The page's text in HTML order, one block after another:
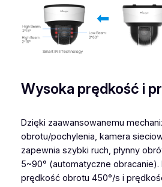
Wysoka prędkość i
Dzięki zaawansowanemu
obrotu/pochylenia, kamera
zapewnia szybki ruch, płynny
5~90° (automatyczne obracanie).
prędkość obrotu 450°/s i